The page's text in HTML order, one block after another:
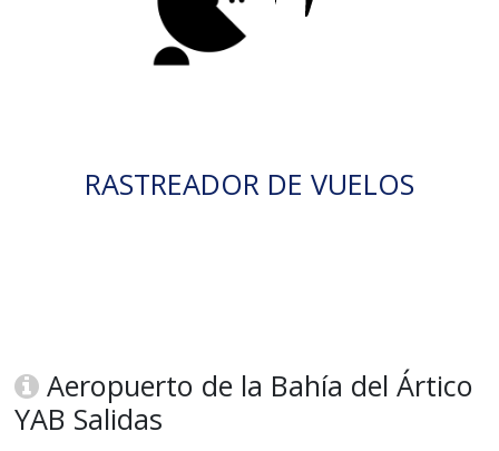
RASTREADOR DE VUELOS
Aeropuerto de la Bahía del Ártico
YAB Salidas